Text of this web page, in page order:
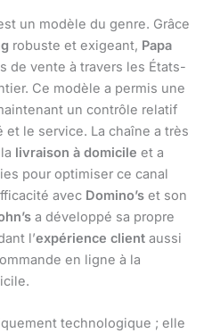
un modèle du genre. Grâce
robuste et exigeant, Papa
de vente à travers les États-
Ce modèle a permis une
un contrôle relatif
le service. La chaîne a très
livraison à domicile et a
pour optimiser ce canal
avec Domino’s et son
a développé sa propre
l’expérience client aussi
en ligne à la
technologique ; elle